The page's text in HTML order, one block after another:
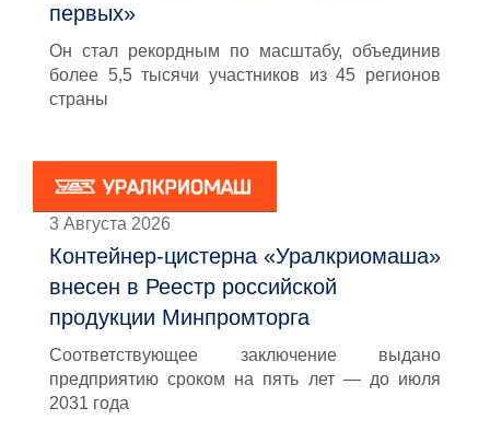
первых»
Он стал рекордным по масштабу, объединив
более 5,5 тысячи участников из 45 регионов
страны
3 Августа 2026
Контейнер-цистерна «Уралкриомаша»
внесен в Реестр российской
продукции Минпромторга
Соответствующее заключение выдано
предприятию сроком на пять лет — до июля
2031 года